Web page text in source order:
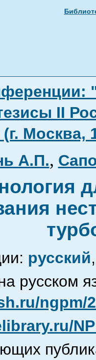
II
Москва,
А.П.,
русский,
русском
ngpm/